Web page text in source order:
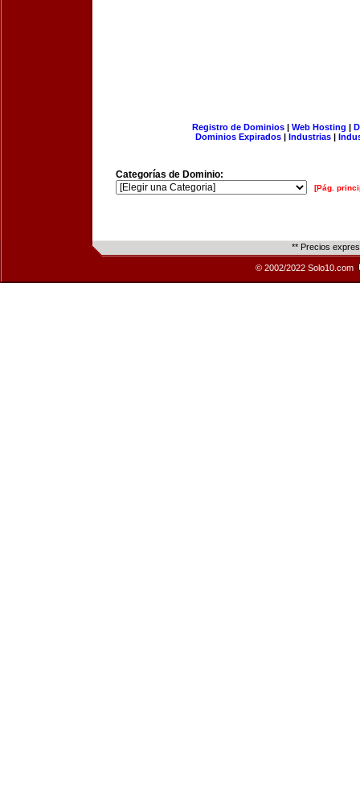
Registro de Dominios| Web Hosting |
Dominios Expirados | Industrias |
Categorías de Dominio:
[Pág.
** Precios
© 2002/2022 Solo10.com